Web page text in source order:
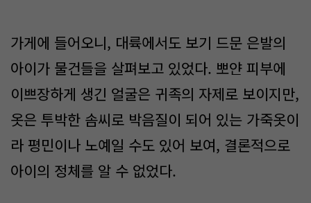
가게에 들어오니, 대륙에서도 보기 드문 은발의
아이가 물건들을 살펴보고 있었다. 뽀얀 피부에
이쁘장하게 생긴 얼굴은 귀족의 자제로 보이지만,
옷은 투박한 솜씨로 박음질이 되어 있는 가죽옷이
라 평민이나 노예일 수도 있어 보여, 결론적으로
아이의 정체를 알 수 없었다.